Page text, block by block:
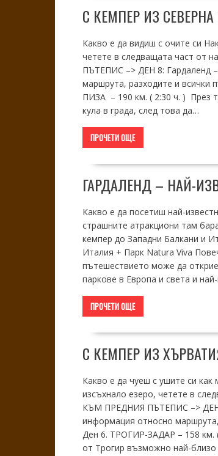
С КЕМПЕР ИЗ
Какво е да видиш с очите си
четете в следващата част от
ПЪТЕПИС –> ДЕН 8: Гардаленд
маршрута, разходите и всички
ПИЗА – 190 км. ( 2:30 ч. ) През
кула в града, след това да…
ПРОЧЕТИ ОЩЕ
ГАРДАЛЕНД – НАЙ-
Какво е да посетиш най-
страшните атракциони там
кемпер до Западни Балкани и
Италия + Парк Natura Viva
пътешествието може да
паркове в Европа и света и
ПРОЧЕТИ ОЩЕ
С КЕМПЕР ИЗ
Какво е да чуеш с ушите си
изсъхнало езеро, четете в
КЪМ ПРЕДНИЯ ПЪТЕПИС –> ДЕН
информация относно
Ден 6. ТРОГИР-ЗАДАР – 158 км.
от Трогир възможно най-